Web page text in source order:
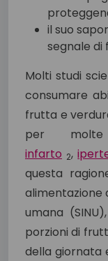
il suo
segnale di
Molti studi
consumare
frutta e
per
infarto 2,
questa
alimentazione
umana
porzioni di
della giornata